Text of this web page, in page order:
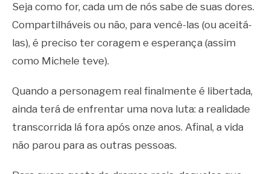
Seja como for, cada um de nós sabe de suas dores.
Compartilháveis ou não, para vencê-las (ou aceitá-
las), é preciso ter coragem e esperança (assim
como Michele teve).
Quando a personagem real finalmente é libertada,
ainda terá de enfrentar uma nova luta: a realidade
transcorrida lá fora após onze anos. Afinal, a vida
não parou para as outras pessoas.